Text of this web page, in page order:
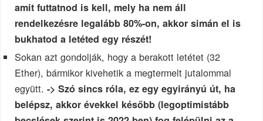
amit futtatnod is kell, mely ha nem áll
rendelkezésre legalább 80%-on, akkor simán el is
bukhatod a letéted egy részét!
Sokan azt gondolják, hogy a berakott letétet (32
Ether), bármikor kivehetik a megtermelt jutalommal
együtt. -> Szó sincs róla, ez egy egyirányú út, ha
belépsz, akkor évekkel később (legoptimistább